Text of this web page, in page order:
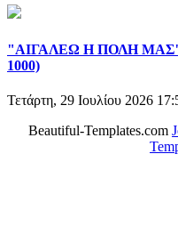
"ΑΙΓΑΛΕΩ Η ΠΟΛΗ
1000)
Τετάρτη, 29 Ιουλίου 2026
Beautiful-Templates.com